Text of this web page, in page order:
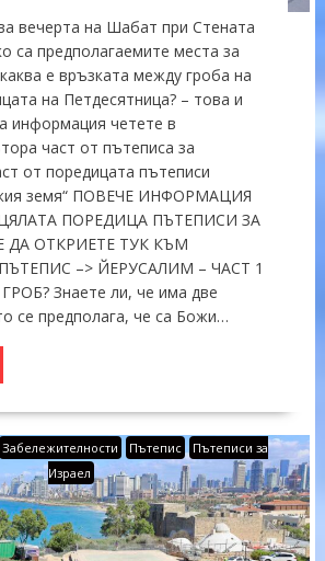
вечерта на Шабат при Стената
са предполагаемите места за
е връзката между гроба на
на Петдесятница? – това и
информация четете в
част от пътеписа за
от поредицата пътеписи
земя“ ПОВЕЧЕ ИНФОРМАЦИЯ
ПОРЕДИЦА ПЪТЕПИСИ ЗА
ДА ОТКРИЕТЕ ТУК КЪМ
–> ЙЕРУСАЛИМ – ЧАСТ 1
Знаете ли, че има две
се предполага, че са Божи…
Забележителности Пътепис
Пътеписи за
Израел